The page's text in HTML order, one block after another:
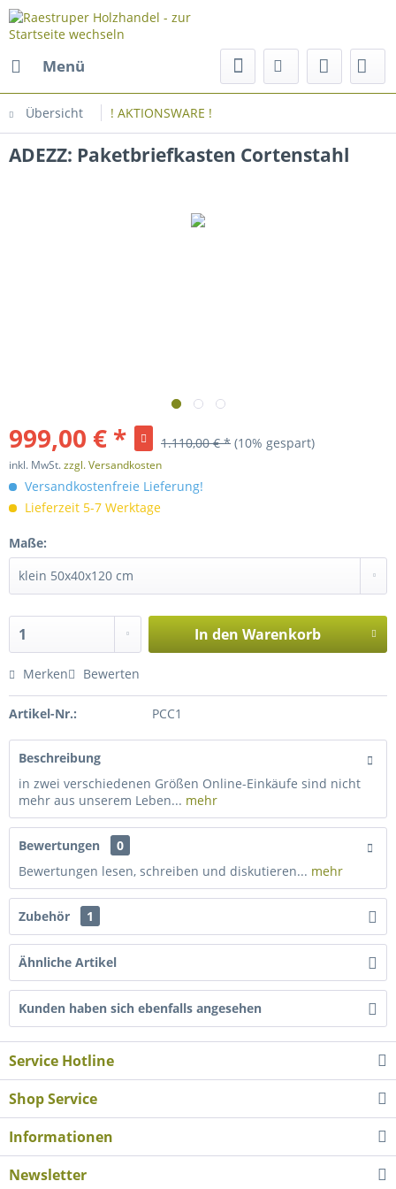
Menü
Übersicht ! AKTIONSWARE !
ADEZZ: Paketbriefkasten Cortenstahl
999,00 € * 1.110,00 € * (10% gespart)
inkl. MwSt.zzgl. Versandkosten
Versandkostenfreie Lieferung!
Lieferzeit 5-7 Werktage
Maße:
In den Warenkorb
Merken Bewerten
Artikel-Nr.: PCC1
Beschreibung
in zwei verschiedenen Größen Online-Einkäufe sind nicht
mehr aus unserem Leben... mehr
Bewertungen
0
Bewertungen lesen, schreiben und diskutieren... mehr
Zubehör 1
Ähnliche Artikel
Kunden haben sich ebenfalls angesehen
Service Hotline
Shop Service
Informationen
Newsletter